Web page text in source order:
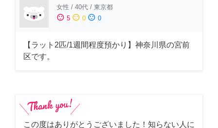
女性 / 40代 / 東京都
sentiment_satisfied 5 sentiment_neutral 0 sentiment_dissatisfied 0
【ラット2匹/1週間程度預かり】神奈川県の宮前
区です。
この度はありがとうございました！知らない人に